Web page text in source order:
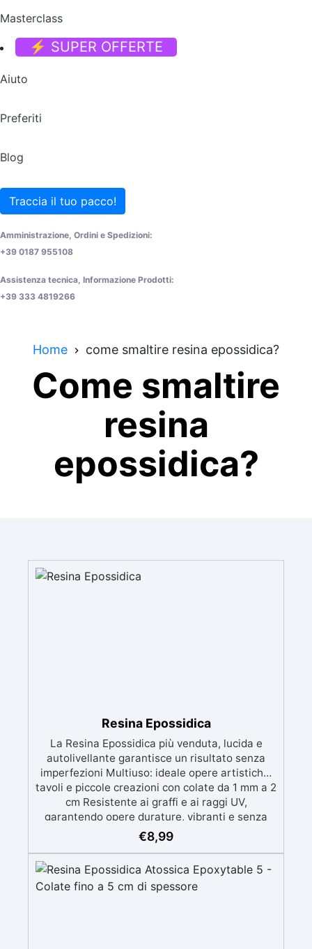
Masterclass
⚡ SUPER OFFERTE
Aiuto
Preferiti
Blog
Traccia il tuo pacco!
Amministrazione, Ordini e Spedizioni:
+39 0187 955108
Assistenza tecnica, Informazione Prodotti:
+39 333 4819266
Home come smaltire resina epossidica?
Come smaltire
resina
epossidica?
Resina Epossidica
La Resina Epossidica più venduta, lucida e
autolivellante garantisce un risultato senza
imperfezioni Multiuso: ideale opere artistiche,
tavoli e piccole creazioni con colate da 1 mm a 2
cm Resistente ai graffi e ai raggi UV,
garantendo opere durature, vibranti e senza
ingiallimenti nel tempo Bassa viscosità e
formula anti-bolle per risultati impeccabili,
Certificata Atossica post catalisi per contatto
con la pelle, BPA free e VoC Free
€8,99